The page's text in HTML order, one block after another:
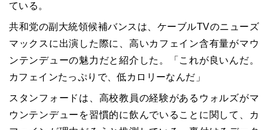
ている。
共和党の副大統領候補バンスは、ケーブルTVのニューズ
マックスに出演した際に、高いカフェイン含有量がマウ
ンテンデューの魅力だと紹介した。「これが良いんだ。
カフェインたっぷりで、低カロリーなんだ」
スタンフォードは、高校教員の経験があるウォルズがマ
ウンテンデューを習慣的に飲んでいることに関して、カ